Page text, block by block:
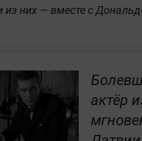
из них — вместе с
актёр